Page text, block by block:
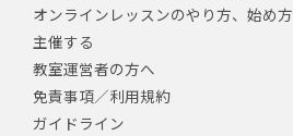
オンラインレッスンのやり方、始め方
主催する
教室運営者の方へ
免責事項／利用規約
ガイドライン